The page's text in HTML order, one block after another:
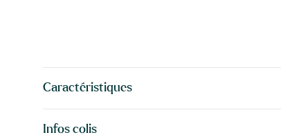
Caractéristiques
Infos colis